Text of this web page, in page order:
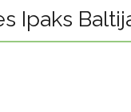
Ipaks